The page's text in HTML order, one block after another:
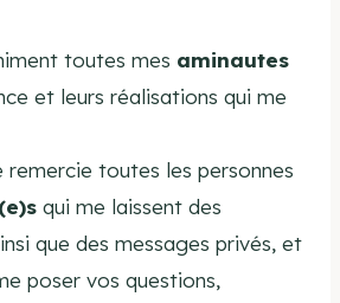
toutes mes aminautes
et leurs réalisations qui me
remercie toutes les personnes
qui me laissent des
que des messages privés, et
poser vos questions,